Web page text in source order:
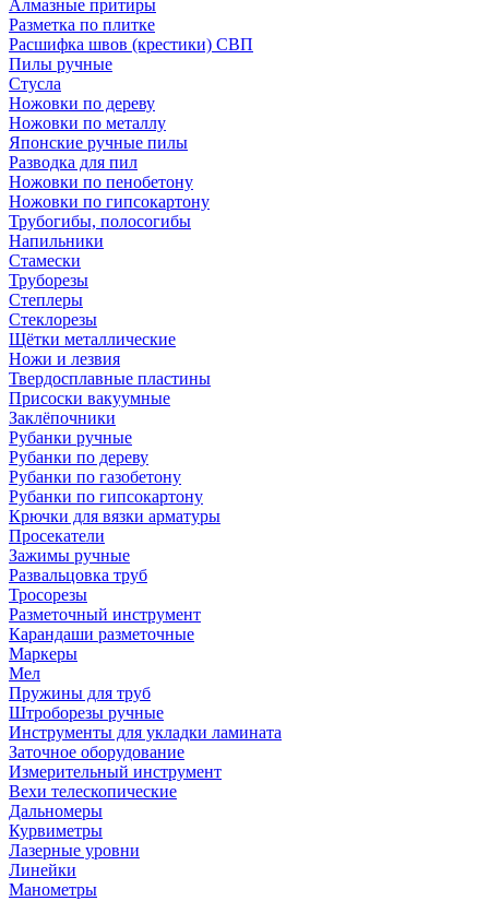
Алмазные притиры
Разметка по плитке
Расшифка швов (крестики) СВП
Пилы ручные
Стусла
Ножовки по дереву
Ножовки по металлу
Японские ручные пилы
Разводка для пил
Ножовки по пенобетону
Ножовки по гипсокартону
Трубогибы, полосогибы
Напильники
Стамески
Труборезы
Степлеры
Стеклорезы
Щётки металлические
Ножи и лезвия
Твердосплавные пластины
Присоски вакуумные
Заклёпочники
Рубанки ручные
Рубанки по дереву
Рубанки по газобетону
Рубанки по гипсокартону
Крючки для вязки арматуры
Просекатели
Зажимы ручные
Развальцовка труб
Тросорезы
Разметочный инструмент
Карандаши разметочные
Маркеры
Мел
Пружины для труб
Штроборезы ручные
Инструменты для укладки ламината
Заточное оборудование
Измерительный инструмент
Вехи телескопические
Дальномеры
Курвиметры
Лазерные уровни
Линейки
Манометры